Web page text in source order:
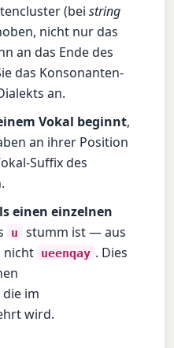
(bei string
nicht nur das
an das Ende des
das Konsonanten-
an.
Vokal beginnt,
an ihrer Position
Suffix des
einen einzelnen
u
stumm ist — aus
nicht ueenqay . Dies
im
wird.